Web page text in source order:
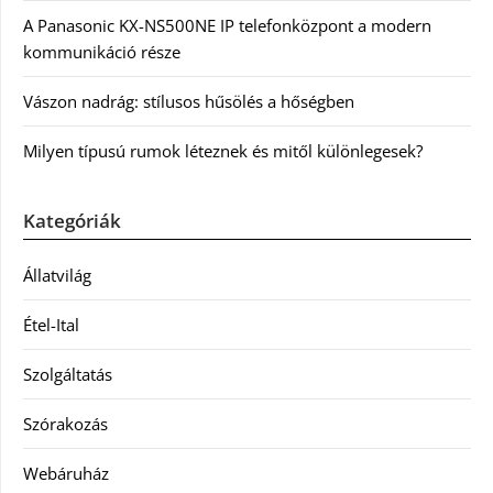
A Panasonic KX-NS500NE IP telefonközpont a modern
kommunikáció része
Vászon nadrág: stílusos hűsölés a hőségben
Milyen típusú rumok léteznek és mitől különlegesek?
Kategóriák
Állatvilág
Étel-Ital
Szolgáltatás
Szórakozás
Webáruház